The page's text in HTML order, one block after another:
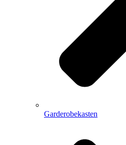
Garderobekasten